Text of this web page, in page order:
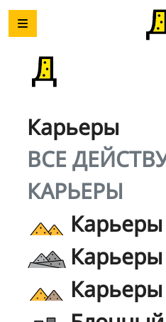
Карьеры
ВСЕ
КАРЬЕРЫ
Карьеры